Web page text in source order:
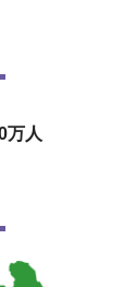
万人